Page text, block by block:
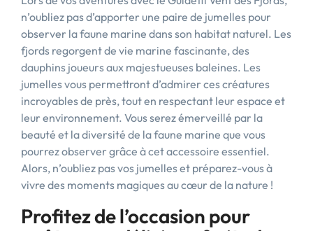
n’oubliez pas d’apporter une paire de jumelles pour
observer la faune marine dans son habitat naturel. Les
fjords regorgent de vie marine fascinante, des
dauphins joueurs aux majestueuses baleines. Les
jumelles vous permettront d’admirer ces créatures
incroyables de près, tout en respectant leur espace et
leur environnement. Vous serez émerveillé par la
beauté et la diversité de la faune marine que vous
pourrez observer grâce à cet accessoire essentiel.
Alors, n’oubliez pas vos jumelles et préparez-vous à
vivre des moments magiques au cœur de la nature !
Profitez de l’occasion pour